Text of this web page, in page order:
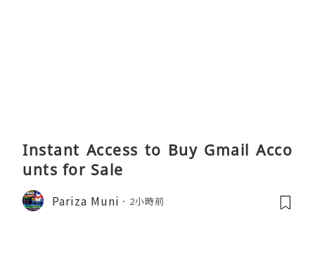
Instant Access to Buy Gmail Acco
unts for Sale
Pariza Muni 2小時前